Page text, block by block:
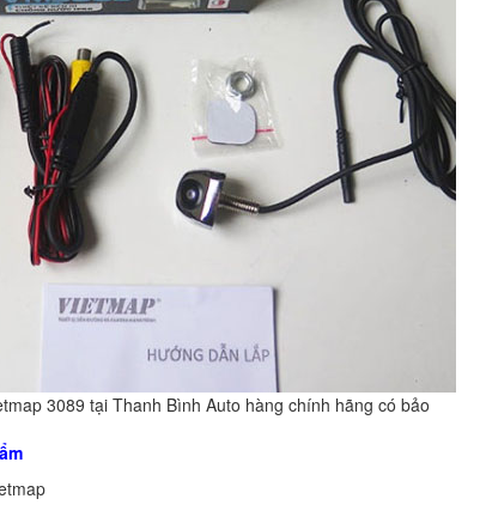
3089 tại Thanh Bình Auto hàng chính hãng có bảo